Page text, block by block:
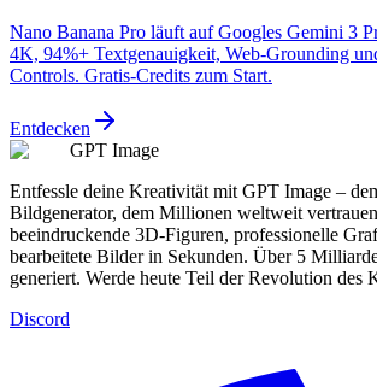
Nano Banana Pro läuft auf Googles Gemini 3
4K, 94%+ Textgenauigkeit, Web-Grounding
Controls. Gratis-Credits zum Start.
Entdecken
GPT Image
Entfessle deine Kreativität mit GPT Image –
Bildgenerator, dem Millionen weltweit
beeindruckende 3D-Figuren, professionelle
bearbeitete Bilder in Sekunden. Über 5
generiert. Werde heute Teil der Revolution des
Discord